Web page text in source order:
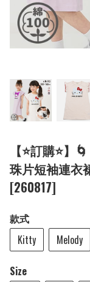
【⭐訂購⭐
珠片短袖連衣
[260817]
款式
Kitty
Melody
Size